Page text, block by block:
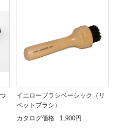
イエローブラシベーシック（リ
ベットブラシ）
カタログ価格
1,900円